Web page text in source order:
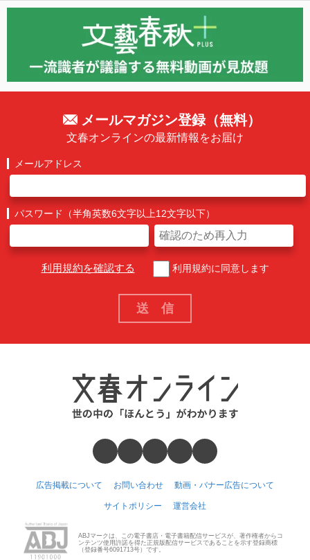
メールマガジン登録（無料）
文春オンラインの最新情報をお届け
メールアドレス
パスワード（半角英数6文字以上12文字以下）
利用規約を確認する 利用規約に同意します
広告掲載について お問い合わせ 動画・バナー広告について
サイトポリシー 運営会社
ABJマークは、この電子書店・電子書籍配信サービスが、著作権者からコ
ンテンツ使用許諾を得た正規版配信サービスであることを示す登録商標
（登録番号6091713号）です。